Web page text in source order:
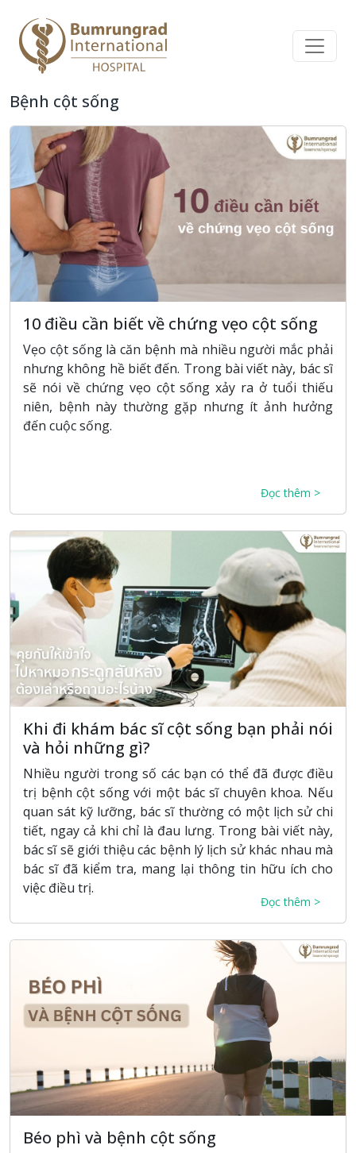
Bệnh cột sống
10 điều cần biết về chứng vẹo cột sống
Vẹo cột sống là căn bệnh mà nhiều người mắc phải
nhưng không hề biết đến. Trong bài viết này, bác sĩ
sẽ nói về chứng vẹo cột sống xảy ra ở tuổi thiếu
niên, bệnh này thường gặp nhưng ít ảnh hưởng
đến cuộc sống.
Đọc thêm >
Khi đi khám bác sĩ cột sống bạn phải nói
và hỏi những gì?
Nhiều người trong số các bạn có thể đã được điều
trị bệnh cột sống với một bác sĩ chuyên khoa. Nếu
quan sát kỹ lưỡng, bác sĩ thường có một lịch sử chi
tiết, ngay cả khi chỉ là đau lưng. Trong bài viết này,
bác sĩ sẽ giới thiệu các bệnh lý lịch sử khác nhau mà
bác sĩ đã kiểm tra, mang lại thông tin hữu ích cho
việc điều trị.
Đọc thêm >
Béo phì và bệnh cột sống